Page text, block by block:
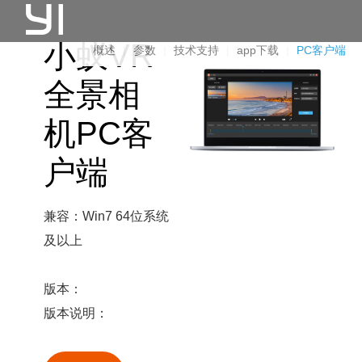
概述 | 参数 技术支持 app下载 PC客户端
小蚁VR
全景相
机PC客
户端
兼容：Win7 64位系统
及以上
版本：
版本说明：